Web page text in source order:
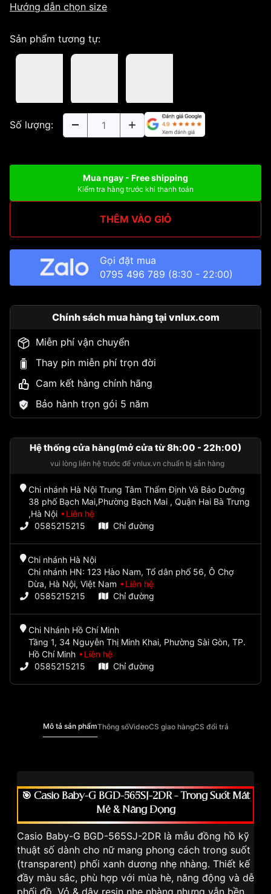
Hướng dẫn chọn size
Sản phẩm tương tự:
Số lượng:
Mua ngay - Free shipping
Kiểm tra hàng trước khi thanh toán
THÊM VÀO GIỎ
Gọi đặt mua
0795 496 789 (8:30 - 22:00)
Chính sách mua hàng tại vnlux.com
Miễn phí vận chuyển
Thay pin miễn phí trọn đời
Cam kết hàng chính hãng
Bảo hành trọn gói 5 năm
Hệ thống cửa hàng(mở cửa từ 8h:00 - 22h:00)
vui lòng liên hệ trước để vnlux.vn chuẩn bị sẵn hàng
Chi nhánh Hà Nội Trung Tâm Thẩm Định Và Bảo Dưỡng
38 phố Bạch Mai,Phường Bạch Mai , Quận Hai Bà Trưng
,Hà Nội
Liên hệ
0585215215
Chỉ đường
Chi nhánh Hà Nội
Chi nhánh HN: 123 Hào Nam, Tổ dân phố 56, Ô Chợ
Dừa, Hà Nội, Việt Nam
Liên hệ
0585215215
Chỉ đường
Chi Nhánh Hồ Chí Minh
Tầng 1, 34 Nguyễn Thị Minh Khai, Phường Sài Gòn, TP.
Hồ Chí Minh
Liên hệ
0585215215
Chỉ đường
Mô tả sản phẩmThông sốVideoCS giao hàngCS đổi trả
🎯 Casio Baby-G BGD-565SJ-2DR – Trong Suốt Mát
Mẻ & Năng Động
Casio Baby-G BGD-565SJ-2DR là mẫu đồng hồ kỹ
thuật số dành cho nữ mang phong cách trong suốt
(transparent) phối xanh dương nhẹ nhàng. Thiết kế
đầy màu sắc, phù hợp với mùa hè, năng động và dễ